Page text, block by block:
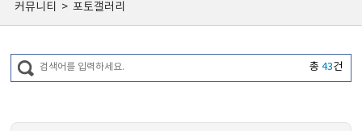
커뮤니티 > 포토갤러리
총 43건